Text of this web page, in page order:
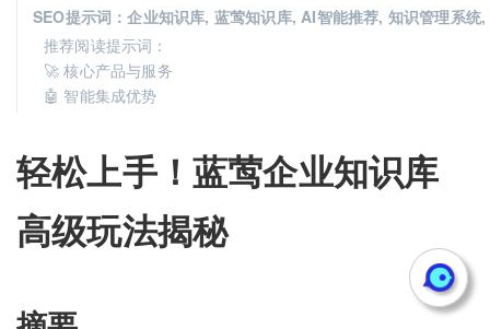
轻松上手！蓝莺企业知识库
高级玩法揭秘
SEO提示词：企业知识库, 蓝莺知识库, AI智能推荐, 知识管理系
推荐阅读提示词：
🚀 核心产品与服务
🤖 智能集成优势